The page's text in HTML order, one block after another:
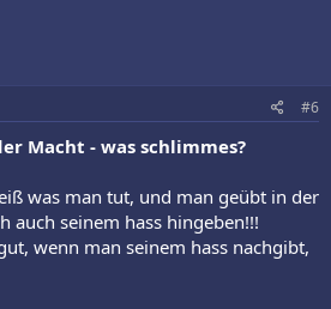
#6
Macht - was schlimmes?
was man tut, und man geübt in der
auch seinem hass hingeben!!!
wenn man seinem hass nachgibt,